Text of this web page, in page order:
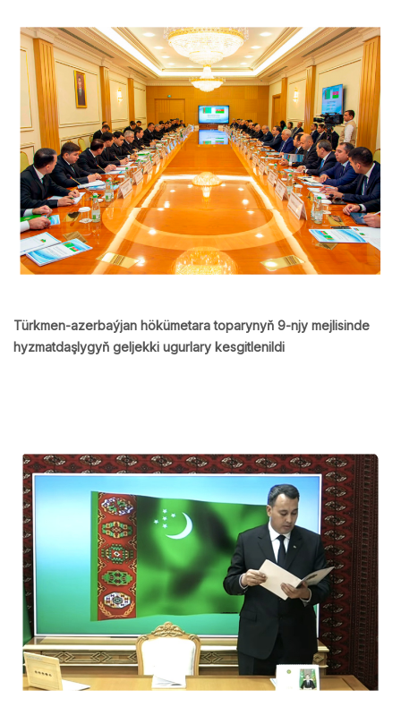
Türkmen-azerbaýjan hökümetara toparynyň 9-njy mejlisinde
hyzmatdaşlygyň geljekki ugurlary kesgitlenildi